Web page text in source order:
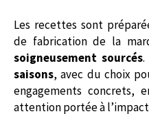
Les recettes sont
de fabrication de la
soigneusement sourcés.
saisons, avec du choix
engagements concrets,
attention portée à